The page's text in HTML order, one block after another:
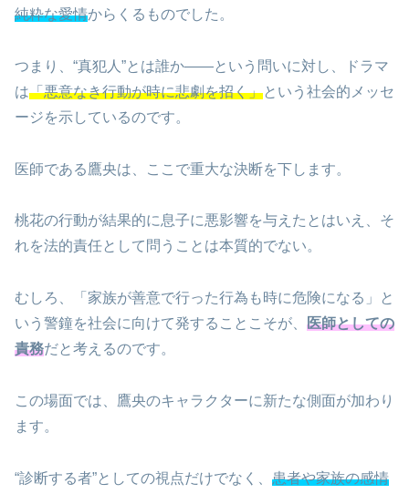
純粋な愛情からくるものでした。
つまり、“真犯人”とは誰か――という問いに対し、ドラマ
は「悪意なき行動が時に悲劇を招く」という社会的メッセ
ージを示しているのです。
医師である鷹央は、ここで重大な決断を下します。
桃花の行動が結果的に息子に悪影響を与えたとはいえ、そ
れを法的責任として問うことは本質的でない。
むしろ、「家族が善意で行った行為も時に危険になる」と
いう警鐘を社会に向けて発することこそが、 医師としての
責務だと考えるのです。
この場面では、鷹央のキャラクターに新たな側面が加わり
ます。
“診断する者”としての視点だけでなく、 患者や家族の感情